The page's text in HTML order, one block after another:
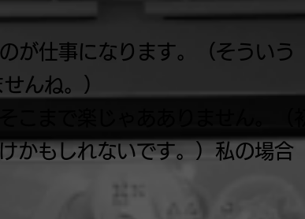
が仕事になります。（そういう
んね。）
こまで楽じゃあありません。（初
かもしれないです。）私の場合